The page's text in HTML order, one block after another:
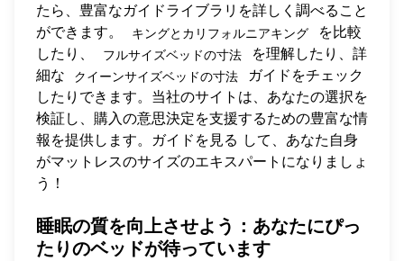
たら、豊富なガイドライブラリを詳しく調べること
ができます。
キングとカリフォルニアキング
を比較
したり、
フルサイズベッドの寸法
を理解したり、詳
細な
クイーンサイズベッドの寸法
ガイドをチェック
したりできます。当社のサイトは、あなたの選択を
検証し、購入の意思決定を支援するための豊富な情
報を提供します。 ガイドを見る して、あなた自身
がマットレスのサイズのエキスパートになりましょ
う！
睡眠の質を向上させよう：あなたにぴっ
たりのベッドが待っています